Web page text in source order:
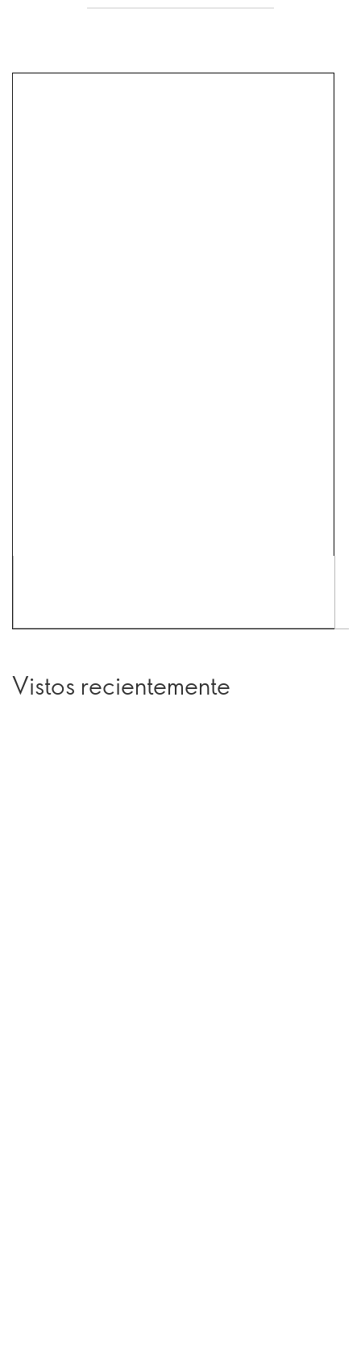
Vistos recientemente